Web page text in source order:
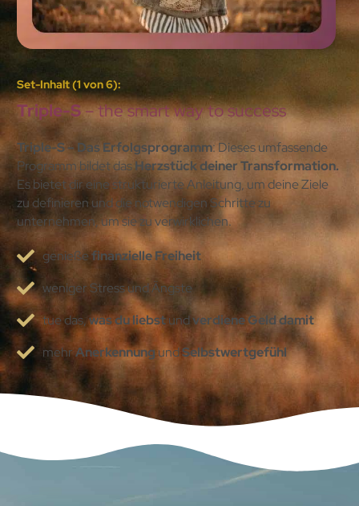
Set-Inhalt (1 von 6):
Triple-S– the smart way to success
Triple-S – Das Erfolgsprogramm: Dieses umfassende
Programm bildet dasHerzstück deiner Transformation.
Es bietet dir eine strukturierte Anleitung, um deine Ziele
zu definieren und die notwendigen Schritte zu
unternehmen, um sie zu verwirklichen.
genießefinanzielle Freiheit
weniger Stress und Ängste
tue das,was du liebstundverdiene Geld damit
mehrAnerkennung undSelbstwertgefühl